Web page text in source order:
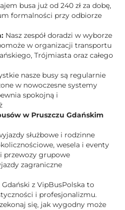
busa już od 240 zł za dobę,
formalności przy odbiorze
Nasz zespół doradzi w wyborze
w organizacji transportu
Trójmiasta oraz całego
nasze busy są regularnie
w nowoczesne systemy
spokojną i
w Pruszczu Gdańskim
służbowe i rodzinne
wesela i eventy
przewozy grupowe
zagraniczne
z VipBusPolska to
i profesjonalizmu.
się, jak wygodny może